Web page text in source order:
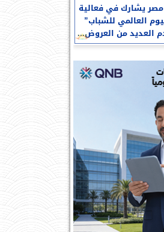
يشارك في فعالية
العالمي للشباب”
العديد من العروض...